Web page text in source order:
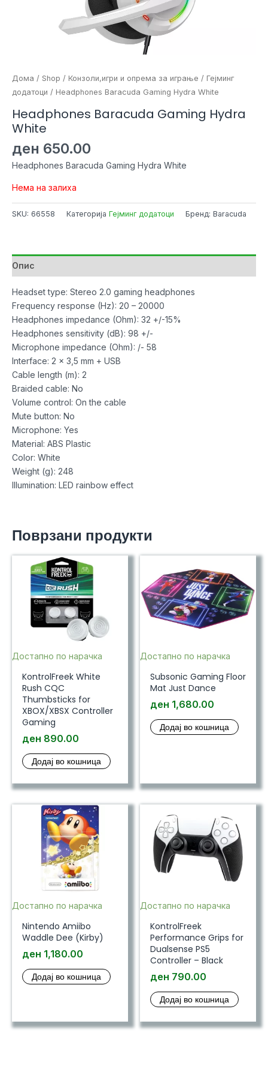
Дома / Shop / Конзоли,игри и опрема за играње / Гејминг
додатоци / Headphones Baracuda Gaming Hydra White
Headphones Baracuda Gaming Hydra
White
ден 650.00
Headphones Baracuda Gaming Hydra White
Нема на залиха
SKU: 66558 Категорија Гејминг додатоци Бренд: Baracuda
Опис
Headset type: Stereo 2.0 gaming headphones
Frequency response (Hz): 20 – 20000
Headphones impedance (Ohm): 32 +/-15%
Headphones sensitivity (dB): 98 +/-
Microphone impedance (Ohm): /- 58
Interface: 2 x 3,5 mm + USB
Cable length (m): 2
Braided cable: No
Volume control: On the cable
Mute button: No
Microphone: Yes
Material: ABS Plastic
Color: White
Weight (g): 248
Illumination: LED rainbow effect
Поврзани продукти
Достапно по нарачка
KontrolFreek White
Rush CQC
Thumbsticks for
XBOX/XBSX Controller
Gaming
ден 890.00
Додај во кошница
Достапно по нарачка
Subsonic Gaming Floor
Mat Just Dance
ден 1,680.00
Додај во кошница
Достапно по нарачка
Nintendo Amiibo
Waddle Dee (Kirby)
ден 1,180.00
Додај во кошница
Достапно по нарачка
KontrolFreek
Performance Grips for
Dualsense PS5
Controller – Black
ден 790.00
Додај во кошница